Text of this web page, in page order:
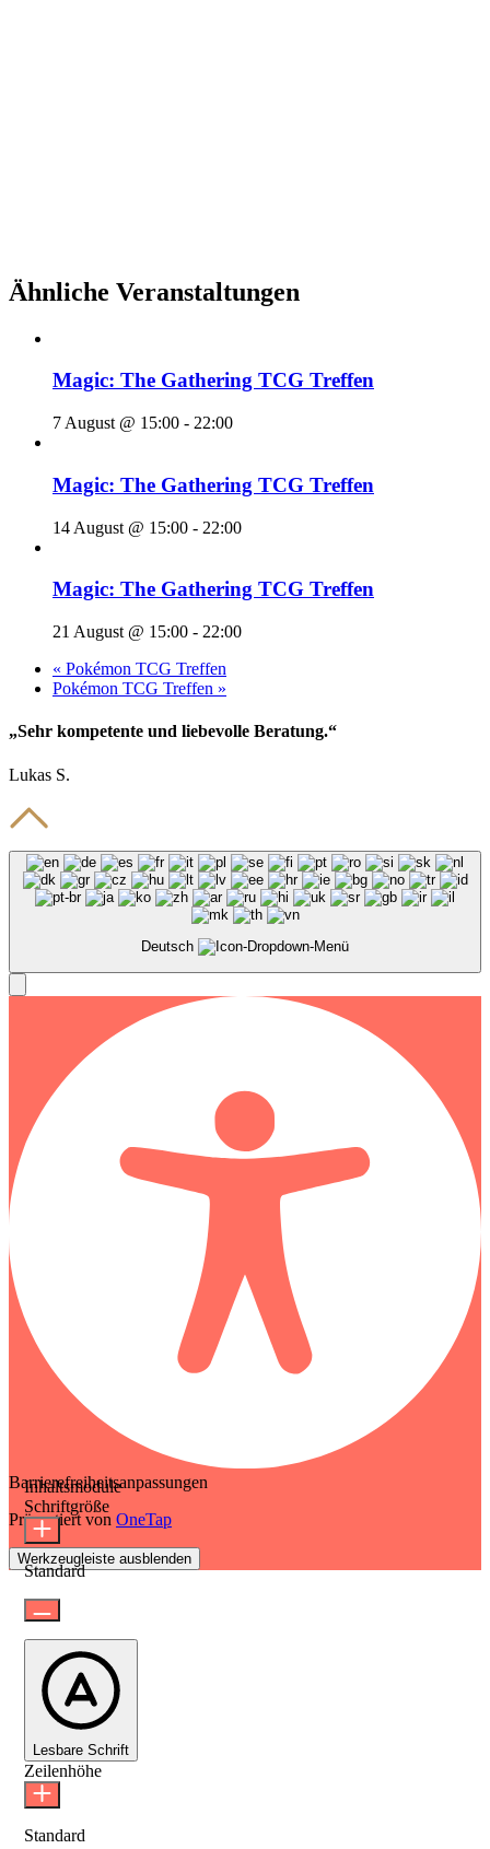
Ähnliche Veranstaltungen
Magic: The Gathering TCG Treffen
7 August @ 15:00 - 22:00
Magic: The Gathering TCG Treffen
14 August @ 15:00 - 22:00
Magic: The Gathering TCG Treffen
21 August @ 15:00 - 22:00
« Pokémon TCG Treffen
Pokémon TCG Treffen »
„Sehr kompetente und liebevolle Beratung.“
Lukas S.
Deutsch
Barrierefreiheitsanpassungen
Präsentiert von OneTap
Werkzeugleiste ausblenden
Inhaltsmodule
Schriftgröße
Standard
Lesbare Schrift
Zeilenhöhe
Standard